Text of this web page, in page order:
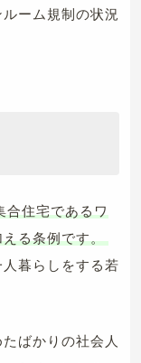
ーム規制の状況
合住宅であるワ
る条例です。
暮らしをする若
ばかりの社会人